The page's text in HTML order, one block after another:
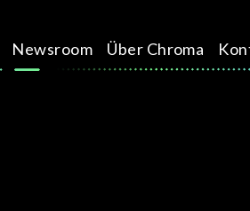
Newsroom Über Chroma